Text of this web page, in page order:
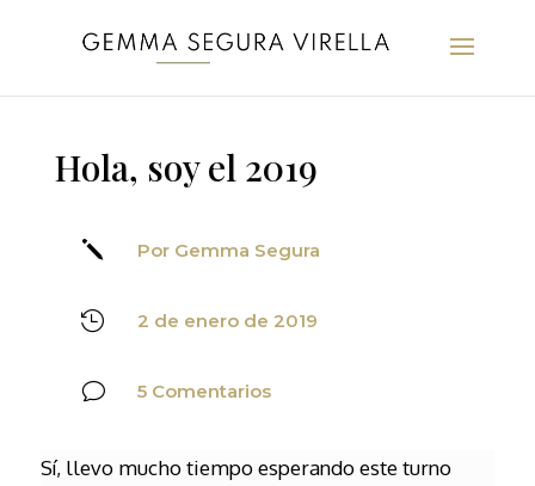
Hola, soy el 2019
j Por Gemma Segura
 2 de enero de 2019
v 5 Comentarios
Sí, llevo mucho tiempo esperando este turno